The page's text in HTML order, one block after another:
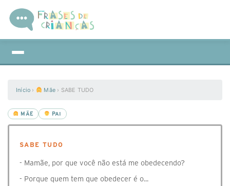
Início › Mãe › SABE TUDO
MÃE PAI
SABE TUDO
- Mamãe, por que você não está me obedecendo?
- Porque quem tem que obedecer é o...